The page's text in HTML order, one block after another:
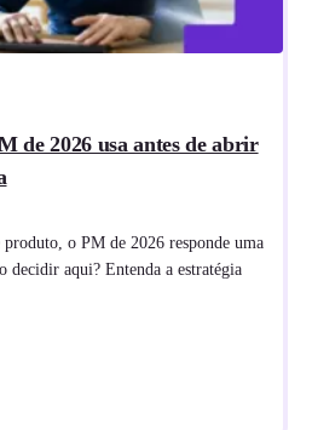
de 2026 usa antes de abrir
o PM de 2026 responde uma
decidir aqui? Entenda a estratégia